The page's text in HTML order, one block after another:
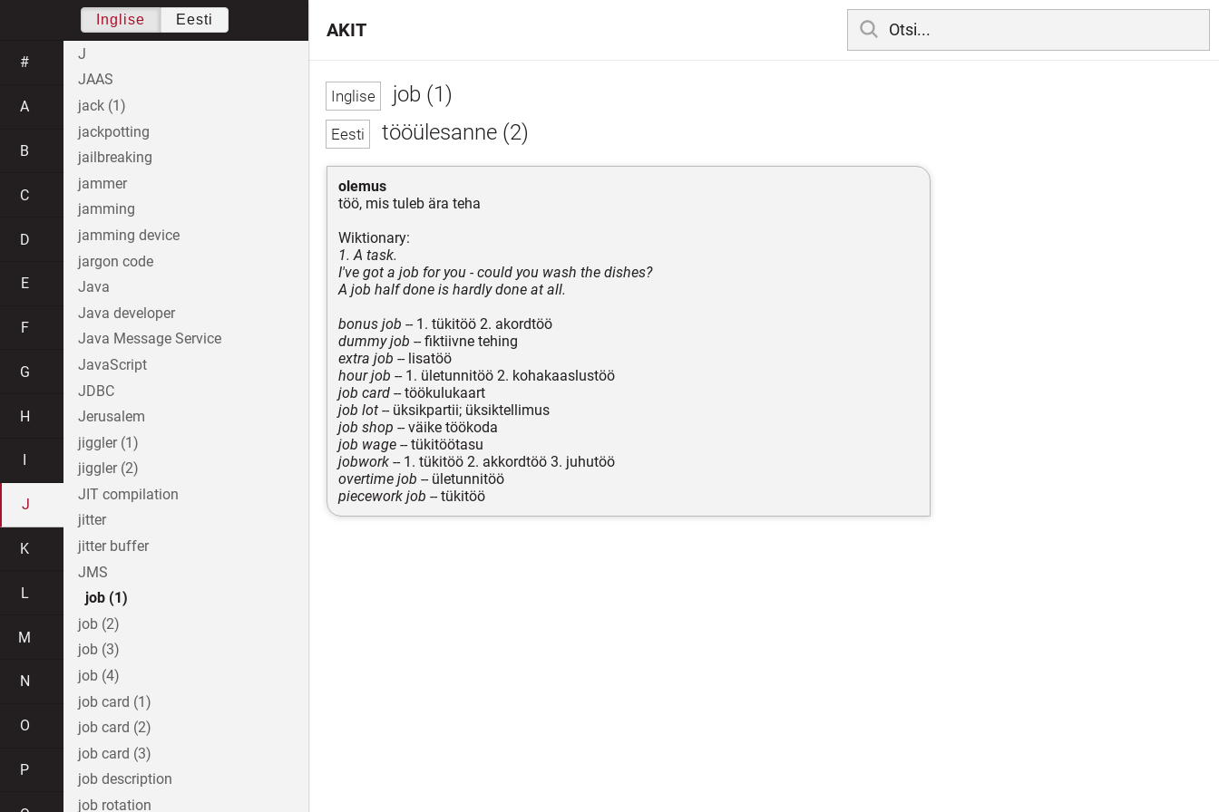
job (1)
tööülesanne (2)
olemus
töö, mis tuleb ära teha
Wiktionary:
1. A task.
I've got a job for you - could you wash the dishes?
A job half done is hardly done at all.
bonus job -- 1. tükitöö 2. akordtöö
dummy job -- fiktiivne tehing
extra job -- lisatöö
hour job -- 1. ületunnitöö 2. kohakaaslustöö
job card -- töökulukaart
job lot -- üksikpartii; üksiktellimus
job shop -- väike töökoda
job wage -- tükitöötasu
jobwork -- 1. tükitöö 2. akkordtöö 3. juhutöö
overtime job -- ületunnitöö
piecework job -- tükitöö
AKIT
Inglise Eesti
#
A
B
C
D
E
F
G
H
J
K
L
M
N
O
P
J
JAAS
jack (1)
jackpotting
jailbreaking
jammer
jamming
jamming device
jargon code
Java
Java developer
Java Message Service
JavaScript
JDBC
Jerusalem
jiggler (1)
jiggler (2)
JIT compilation
jitter
jitter buffer
JMS
job (1)
job (2)
job (3)
job (4)
job card (1)
job card (2)
job card (3)
job description
job rotation